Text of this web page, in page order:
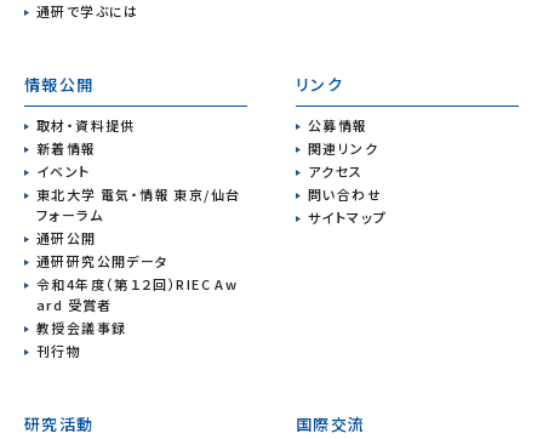
通研で学ぶには
情報公開
取材・資料提供
新着情報
イベント
東北大学 電気・情報 東京/仙台
フォーラム
通研公開
通研研究公開データ
令和4年度（第１２回）RIEC Aw
ard 受賞者
教授会議事録
刊行物
リンク
公募情報
関連リンク
アクセス
問い合わせ
サイトマップ
研究活動 国際交流